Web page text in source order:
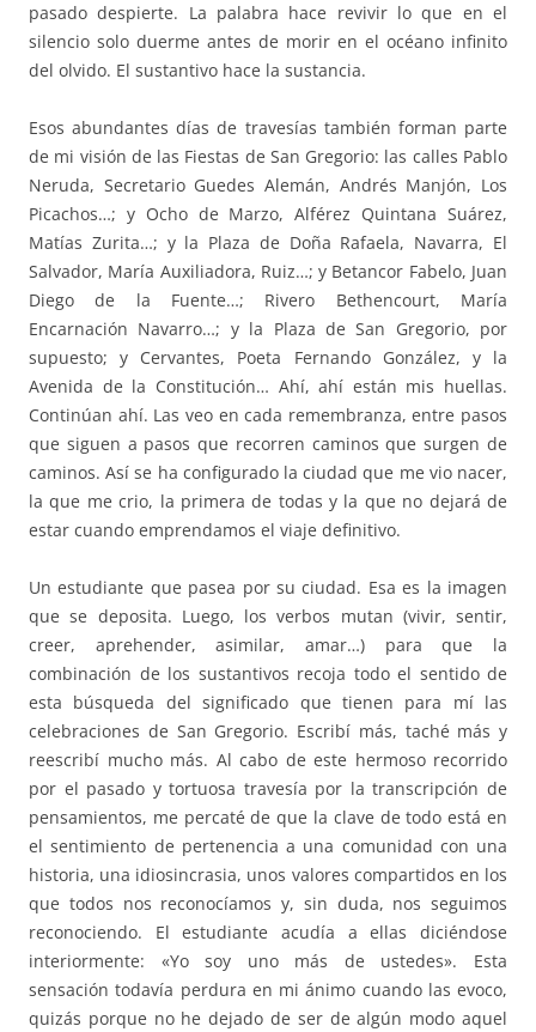
pasado despierte. La palabra hace revivir lo que en el
silencio solo duerme antes de morir en el océano infinito
del olvido. El sustantivo hace la sustancia.
Esos abundantes días de travesías también forman parte
de mi visión de las Fiestas de San Gregorio: las calles Pablo
Neruda, Secretario Guedes Alemán, Andrés Manjón, Los
Picachos…; y Ocho de Marzo, Alférez Quintana Suárez,
Matías Zurita…; y la Plaza de Doña Rafaela, Navarra, El
Salvador, María Auxiliadora, Ruiz…; y Betancor Fabelo, Juan
Diego de la Fuente…; Rivero Bethencourt, María
Encarnación Navarro…; y la Plaza de San Gregorio, por
supuesto; y Cervantes, Poeta Fernando González, y la
Avenida de la Constitución… Ahí, ahí están mis huellas.
Continúan ahí. Las veo en cada remembranza, entre pasos
que siguen a pasos que recorren caminos que surgen de
caminos. Así se ha configurado la ciudad que me vio nacer,
la que me crio, la primera de todas y la que no dejará de
estar cuando emprendamos el viaje definitivo.
Un estudiante que pasea por su ciudad. Esa es la imagen
que se deposita. Luego, los verbos mutan (vivir, sentir,
creer, aprehender, asimilar, amar…) para que la
combinación de los sustantivos recoja todo el sentido de
esta búsqueda del significado que tienen para mí las
celebraciones de San Gregorio. Escribí más, taché más y
reescribí mucho más. Al cabo de este hermoso recorrido
por el pasado y tortuosa travesía por la transcripción de
pensamientos, me percaté de que la clave de todo está en
el sentimiento de pertenencia a una comunidad con una
historia, una idiosincrasia, unos valores compartidos en los
que todos nos reconocíamos y, sin duda, nos seguimos
reconociendo. El estudiante acudía a ellas diciéndose
interiormente: «Yo soy uno más de ustedes». Esta
sensación todavía perdura en mi ánimo cuando las evoco,
quizás porque no he dejado de ser de algún modo aquel